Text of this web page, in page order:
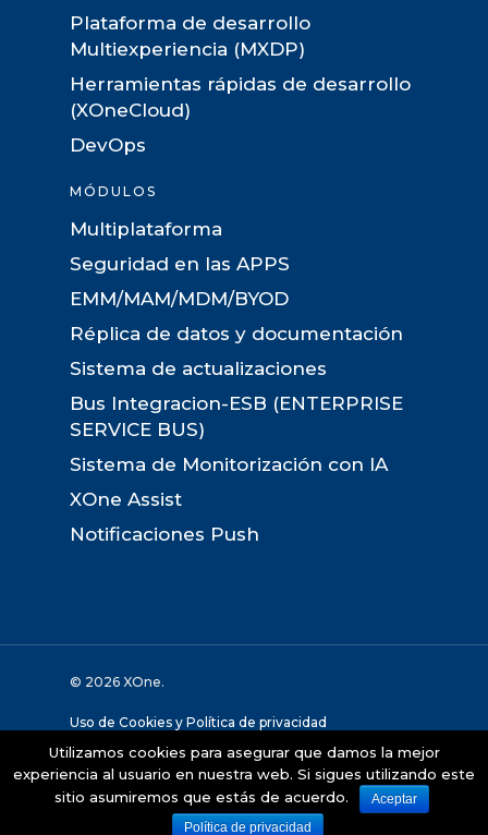
Plataforma de desarrollo
Multiexperiencia (MXDP)
Herramientas rápidas de desarrollo
(XOneCloud)
DevOps
MÓDULOS
Multiplataforma
Seguridad en las APPS
EMM/MAM/MDM/BYOD
Réplica de datos y documentación
Sistema de actualizaciones
Bus Integracion-ESB (ENTERPRISE
SERVICE BUS)
Sistema de Monitorización con IA
XOne Assist
Notificaciones Push
© 2026 XOne.
Uso de Cookies y Política de privacidad
The Geco Company
Utilizamos cookies para asegurar que damos la mejor
experiencia al usuario en nuestra web. Si sigues utilizando este
sitio asumiremos que estás de acuerdo.
Aceptar
Política de privacidad